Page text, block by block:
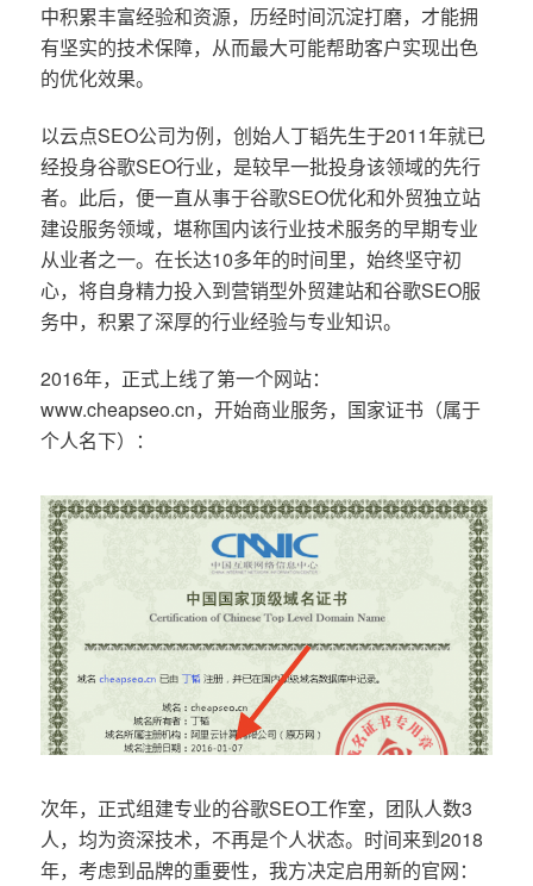
中积累丰富经验和资源，历经时间沉淀打磨，才能拥
有坚实的技术保障，从而最大可能帮助客户实现出色
的优化效果。
以云点SEO公司为例，创始人丁韬先生于2011年就已
经投身谷歌SEO行业，是较早一批投身该领域的先行
者。此后，便一直从事于谷歌SEO优化和外贸独立站
建设服务领域，堪称国内该行业技术服务的早期专业
从业者之一。在长达10多年的时间里，始终坚守初
心，将自身精力投入到营销型外贸建站和谷歌SEO服
务中，积累了深厚的行业经验与专业知识。
2016年，正式上线了第一个网站：
www.cheapseo.cn，开始商业服务，国家证书（属于
个人名下）：
次年，正式组建专业的谷歌SEO工作室，团队人数3
人，均为资深技术，不再是个人状态。时间来到2018
年，考虑到品牌的重要性，我方决定启用新的官网：